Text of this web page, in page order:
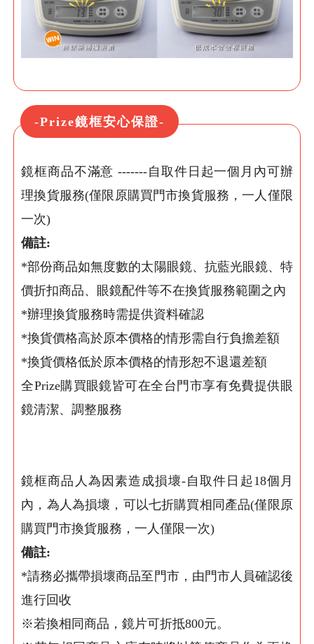
-Prize鏡框安心保證-
鏡框商品不滿意 -------自取件日起一個月內可辦
理換貨服務(僅限原購買門市換貨服務，一人僅限
一次)
備註:
*部份商品如無度數的太陽眼鏡、抗藍光眼鏡、特
價折扣商品、眼鏡配件等不在換貨服務範圍之內
*辦理換貨服務時需提供資料確認
*換貨價格高於原本價格的情形需自行負擔差額
*換貨價格低於原本價格的情形恕不退還差額
全Prize購買眼鏡皆可在全台門市享有免費提供眼
鏡清潔、調整服務
鏡框商品人為因素造成損壞-自取件日起18個月
內，為人為損壞，可以七折購買相同產品(僅限原
購買門市換貨服務，一人僅限一次)
備註:
*請務必攜帶損壞商品至門市，由門市人員確認後
進行回收
※若換相同商品，鏡片可折抵800元。